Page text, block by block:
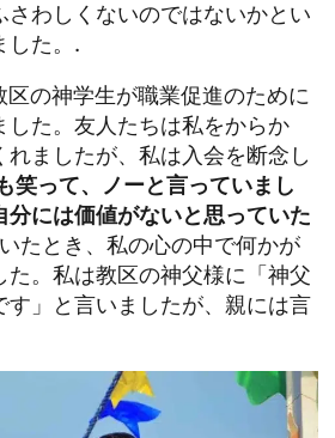
さわしくないのではないかとい
した。.
区の神学生が職業促進のために
した。友人たちは私をからか
れましたが、私は入会を断念し
笑って、ノーと言っていまし
分には価値がないと思っていた
たとき、私の心の中で何かが
た。私は教区の神父様に「神父
す」と言いましたが、親には言